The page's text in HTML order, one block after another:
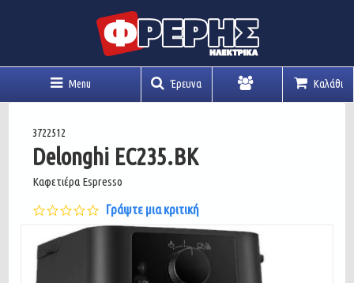
Menu Έρευνα Καλάθι
3722512
Delonghi EC235.BK
Καφετιέρα Espresso
0.0
star
Γράψτε μια κριτική